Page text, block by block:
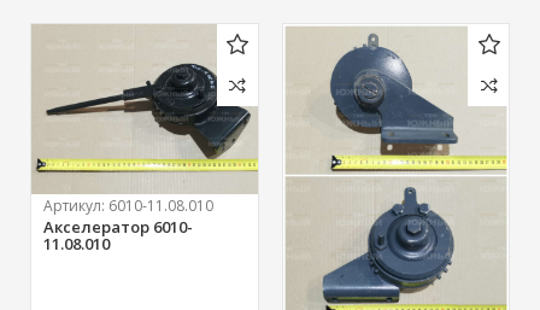
Артикул: 6010-11.08.010
Акселератор 6010-
11.08.010